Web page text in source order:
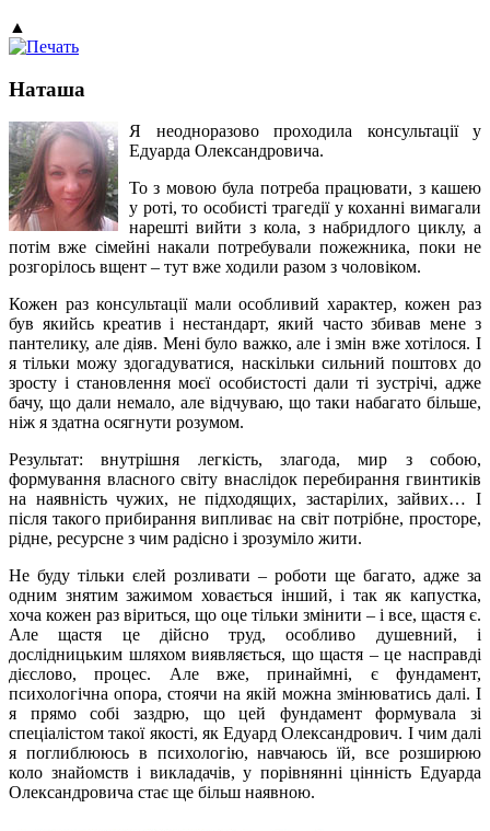
▲
Наташа
Я неодноразово проходила консультації у
Едуарда Олександровича.
То з мовою була потреба працювати, з кашею
у роті, то особисті трагедії у коханні вимагали
нарешті вийти з кола, з набридлого циклу, а
потім вже сімейні накали потребували пожежника, поки не
розгорілось вщент – тут вже ходили разом з чоловіком.
Кожен раз консультації мали особливий характер, кожен раз
був якийсь креатив і нестандарт, який часто збивав мене з
пантелику, але діяв. Мені було важко, але і змін вже хотілося. І
я тільки можу здогадуватися, наскільки сильний поштовх до
зросту і становлення моєї особистості дали ті зустрічі, адже
бачу, що дали немало, але відчуваю, що таки набагато більше,
ніж я здатна осягнути розумом.
Результат: внутрішня легкість, злагода, мир з собою,
формування власного світу внаслідок перебирання гвинтиків
на наявність чужих, не підходящих, застарілих, зайвих… І
після такого прибирання випливає на світ потрібне, просторе,
рідне, ресурсне з чим радісно і зрозуміло жити.
Не буду тільки єлей розливати – роботи ще багато, адже за
одним знятим зажимом ховається інший, і так як капустка,
хоча кожен раз віриться, що оце тільки змінити – і все, щастя є.
Але щастя це дійсно труд, особливо душевний, і
дослідницьким шляхом виявляється, що щастя – це насправді
дієслово, процес. Але вже, принаймні, є фундамент,
психологічна опора, стоячи на якій можна змінюватись далі. І
я прямо собі заздрю, що цей фундамент формувала зі
спеціалістом такої якості, як Едуард Олександрович. І чим далі
я поглиблююсь в психологію, навчаюсь їй, все розширюю
коло знайомств і викладачів, у порівнянні цінність Едуарда
Олександровича стає ще більш наявною.